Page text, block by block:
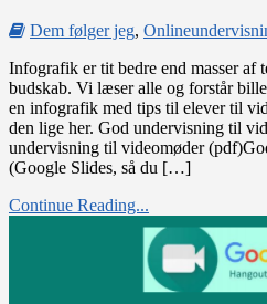
Dem følger jeg,
Infografik er tit bedre end masser af
budskab. Vi læser alle og forstår
en infografik med tips til elever til
den lige her. God undervisning til
undervisning til videomøder
(Google Slides, så du […]
Continue Reading...